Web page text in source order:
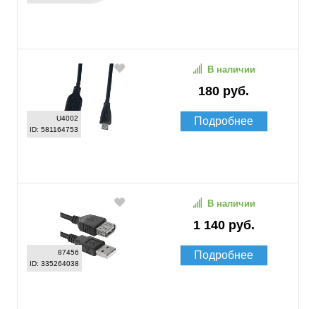
U4002
ID: 581164753
180 руб.
В наличии
Подробнее
87456
ID: 335264038
1 140 руб.
В наличии
Подробнее